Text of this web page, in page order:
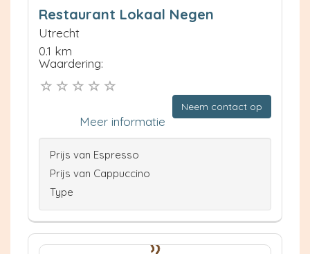
Restaurant Lokaal Negen
Utrecht
0.1 km
Waardering:
Neem contact op
Meer informatie
Prijs van Espresso
Prijs van Cappuccino
Type